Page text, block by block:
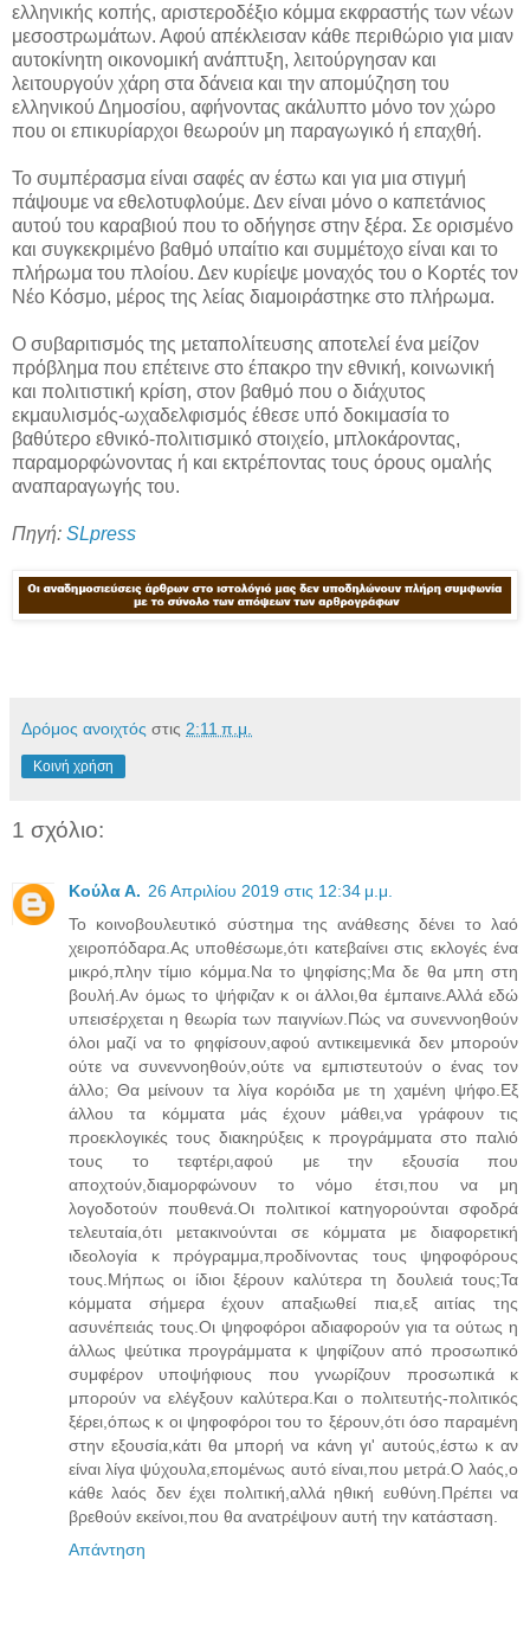
ελληνικής κοπής, αριστεροδέξιο κόμμα εκφραστής των νέων
μεσοστρωμάτων. Αφού απέκλεισαν κάθε περιθώριο για μιαν
αυτοκίνητη οικονομική ανάπτυξη, λειτούργησαν και
λειτουργούν χάρη στα δάνεια και την απομύζηση του
ελληνικού Δημοσίου, αφήνοντας ακάλυπτο μόνο τον χώρο
που οι επικυρίαρχοι θεωρούν μη παραγωγικό ή επαχθή.
Το συμπέρασμα είναι σαφές αν έστω και για μια στιγμή
πάψουμε να εθελοτυφλούμε. Δεν είναι μόνο ο καπετάνιος
αυτού του καραβιού που το οδήγησε στην ξέρα. Σε ορισμένο
και συγκεκριμένο βαθμό υπαίτιο και συμμέτοχο είναι και το
πλήρωμα του πλοίου. Δεν κυρίεψε μοναχός του ο Κορτές τον
Νέο Κόσμο, μέρος της λείας διαμοιράστηκε στο πλήρωμα.
Ο συβαριτισμός της μεταπολίτευσης αποτελεί ένα μείζον
πρόβλημα που επέτεινε στο έπακρο την εθνική, κοινωνική
και πολιτιστική κρίση, στον βαθμό που ο διάχυτος
εκμαυλισμός-ωχαδελφισμός έθεσε υπό δοκιμασία το
βαθύτερο εθνικό-πολιτισμικό στοιχείο, μπλοκάροντας,
παραμορφώνοντας ή και εκτρέποντας τους όρους ομαλής
αναπαραγωγής του.
Πηγή: SLpress
Δρόμος ανοιχτός στις 2:11 π.μ.
Κοινή χρήση
1 σχόλιο:
Κούλα Α. 26 Απριλίου 2019 στις 12:34 μ.μ.
Το κοινοβουλευτικό σύστημα της ανάθεσης δένει το λαό
χειροπόδαρα.Ας υποθέσωμε,ότι κατεβαίνει στις εκλογές ένα
μικρό,πλην τίμιο κόμμα.Να το ψηφίσης;Μα δε θα μπη στη
βουλή.Αν όμως το ψήφιζαν κ οι άλλοι,θα έμπαινε.Αλλά εδώ
υπεισέρχεται η θεωρία των παιγνίων.Πώς να συνεννοηθούν
όλοι μαζί να το φηφίσουν,αφού αντικειμενικά δεν μπορούν
ούτε να συνεννοηθούν,ούτε να εμπιστευτούν ο ένας τον
άλλο; Θα μείνουν τα λίγα κορόιδα με τη χαμένη ψήφο.Εξ
άλλου τα κόμματα μάς έχουν μάθει,να γράφουν τις
προεκλογικές τους διακηρύξεις κ προγράμματα στο παλιό
τους το τεφτέρι,αφού με την εξουσία που
αποχτούν,διαμορφώνουν το νόμο έτσι,που να μη
λογοδοτούν πουθενά.Οι πολιτικοί κατηγορούνται σφοδρά
τελευταία,ότι μετακινούνται σε κόμματα με διαφορετική
ιδεολογία κ πρόγραμμα,προδίνοντας τους ψηφοφόρους
τους.Μήπως οι ίδιοι ξέρουν καλύτερα τη δουλειά τους;Τα
κόμματα σήμερα έχουν απαξιωθεί πια,εξ αιτίας της
ασυνέπειάς τους.Οι ψηφοφόροι αδιαφορούν για τα ούτως η
άλλως ψεύτικα προγράμματα κ ψηφίζουν από προσωπικό
συμφέρον υποψήφιους που γνωρίζουν προσωπικά κ
μπορούν να ελέγξουν καλύτερα.Και ο πολιτευτής-πολιτικός
ξέρει,όπως κ οι ψηφοφόροι του το ξέρουν,ότι όσο παραμένη
στην εξουσία,κάτι θα μπορή να κάνη γι' αυτούς,έστω κ αν
είναι λίγα ψύχουλα,επομένως αυτό είναι,που μετρά.Ο λαός,ο
κάθε λαός δεν έχει πολιτική,αλλά ηθική ευθύνη.Πρέπει να
βρεθούν εκείνοι,που θα ανατρέψουν αυτή την κατάσταση.
Απάντηση